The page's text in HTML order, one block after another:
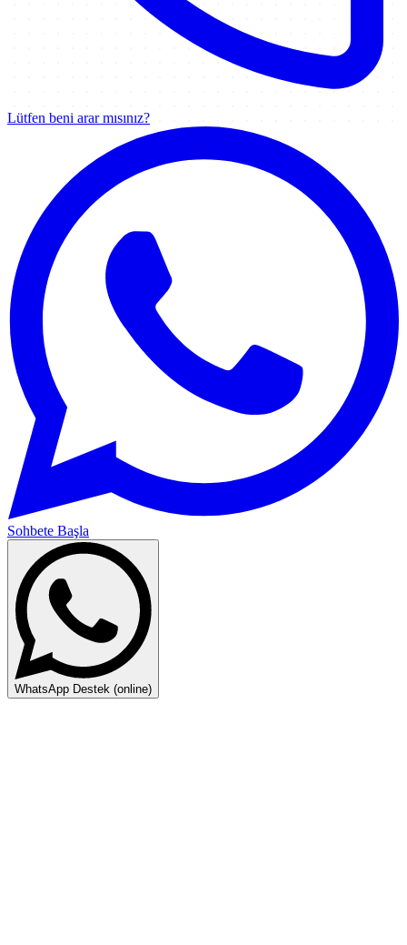
Lütfen beni arar mısınız?
Sohbete Başla
WhatsApp Destek (online)